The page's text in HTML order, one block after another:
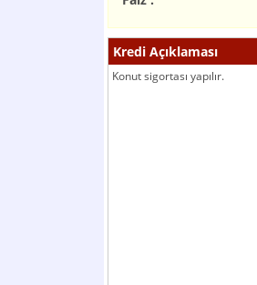
Kredi Açıklaması
Konut sigortası yapılır.